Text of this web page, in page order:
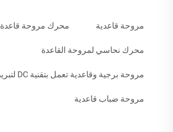
مروحة قاعدية محرك مروحة قاعدة
محرك نحاسي لمروحة القاعدة
مروحة برجية وقاعدية تعمل بتقنية DC لتبريد الغرف
مروحة ضباب قاعدية